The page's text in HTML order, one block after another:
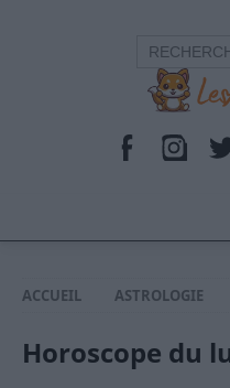
ACCUEIL ASTROLOGIE
Horoscope du